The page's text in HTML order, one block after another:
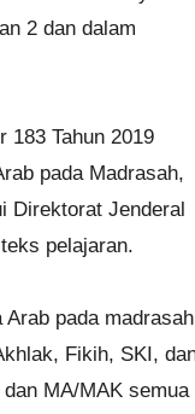
2 dan dalam
183 Tahun 2019
pada Madrasah,
Direktorat Jenderal
pelajaran.
Arab pada madrasah
Fikih, SKI,
MA/MAK semua